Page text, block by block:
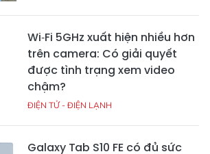
Wi‑Fi 5GHz xuất hiện nhiều hơn
trên camera: Có giải quyết
được tình trạng xem video
chậm?
ĐIỆN TỬ - ĐIỆN LẠNH
Galaxy Tab S10 FE có đủ sức